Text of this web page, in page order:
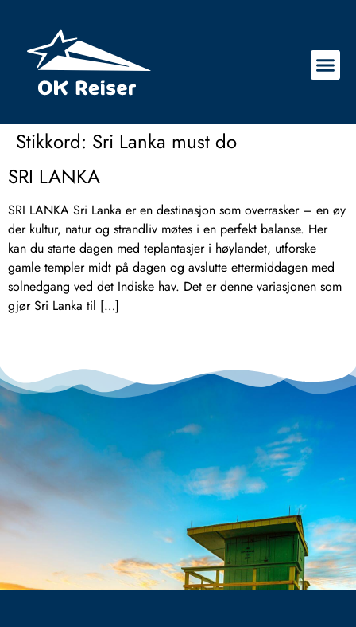
Stikkord: Sri Lanka must do
SRI LANKA
SRI LANKA Sri Lanka er en destinasjon som overrasker – en øy
der kultur, natur og strandliv møtes i en perfekt balanse. Her
kan du starte dagen med teplantasjer i høylandet, utforske
gamle templer midt på dagen og avslutte ettermiddagen med
solnedgang ved det Indiske hav. Det er denne variasjonen som
gjør Sri Lanka til […]